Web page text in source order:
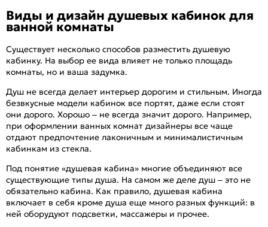
Виды и дизайн душевых кабинок для
ванной комнаты
Существует несколько способов разместить душевую
кабинку. На выбор ее вида влияет не только площадь
комнаты, но и ваша задумка.
Душ не всегда делает интерьер дорогим и стильным. Иногда
безвкусные модели кабинок все портят, даже если стоят
они дорого. Хорошо – не всегда значит дорого. Например,
при оформлении ванных комнат дизайнеры все чаще
отдают предпочтение лаконичным и минималистичным
кабинкам из стекла.
Под понятие «душевая кабина» многие объединяют все
существующие типы душа. На самом же деле душ – это не
обязательно кабина. Как правило, душевая кабина
включает в себя кроме душа еще много разных функций: в
ней оборудуют подсветки, массажеры и прочее.